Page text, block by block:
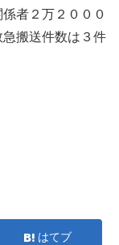
者２万２０００
搬送件数は３件
はてブ